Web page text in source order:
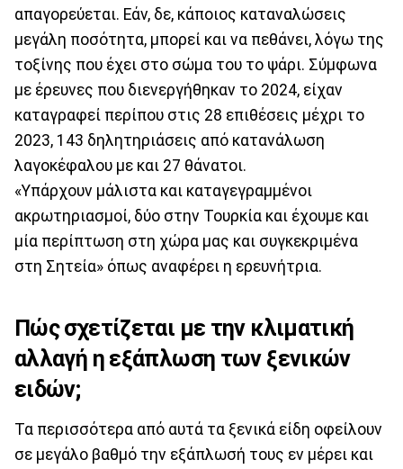
απαγορεύεται. Εάν, δε, κάποιος καταναλώσεις
μεγάλη ποσότητα, μπορεί και να πεθάνει, λόγω της
τοξίνης που έχει στο σώμα του το ψάρι. Σύμφωνα
με έρευνες που διενεργήθηκαν το 2024, είχαν
καταγραφεί περίπου στις 28 επιθέσεις μέχρι το
2023, 143 δηλητηριάσεις από κατανάλωση
λαγοκέφαλου με και 27 θάνατοι.
«Υπάρχουν μάλιστα και καταγεγραμμένοι
ακρωτηριασμοί, δύο στην Τουρκία και έχουμε και
μία περίπτωση στη χώρα μας και συγκεκριμένα
στη Σητεία» όπως αναφέρει η ερευνήτρια.
Πώς σχετίζεται με την κλιματική
αλλαγή η εξάπλωση των ξενικών
ειδών;
Τα περισσότερα από αυτά τα ξενικά είδη οφείλουν
σε μεγάλο βαθμό την εξάπλωσή τους εν μέρει και